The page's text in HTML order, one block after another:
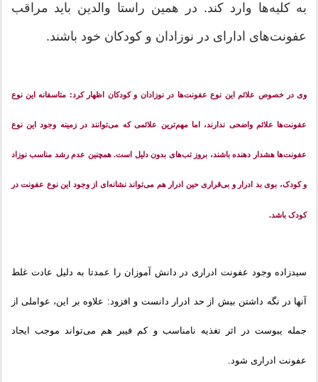
به کلیه‌ها وارد کند. در همین راستا والدین باید مراقب
عفونت‌های ادارای در نوزادان و کودکان خود باشند.
وی در خصوص علائم این نوع عفونت‌ها در نوزادان و کودکان اظهار کرد: متاسفانه این نوع
عفونت‌ها علائم واضحی ندارند، اما مهم‌ترین علائمی که می‌توانند در زمینه وجود این نوع
عفونت‌ها هشدار دهنده باشند، بروز تب‌های بدون دلیل است. همچنین عدم رشد مناسب نوزاد
و کودک، بوی بد ادرار و بی‌قراری حین ادرار هم می‌تواند نشانه‌ای از وجود این نوع عفونت در
کودک باشد.
سیدزاده وجود عفونت ادراری در دانش‌ آموزان را عمدتا به دلیل عادت غلط
آنها در نگه داشتن بیش از حد ادرار دانست و افزود: علاوه بر این، عواملی از
جمله یبوست در اثر تغذیه نامناسب و کم فیبر هم می‌تواند موجب ایجاد
عفونت ادراری شود.